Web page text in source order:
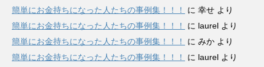
簡単にお金持ちになった人たちの事例集！！！
に 幸せ より
簡単にお金持ちになった人たちの事例集！！！
に laurel より
簡単にお金持ちになった人たちの事例集！！！
に みか より
簡単にお金持ちになった人たちの事例集！！！
に laurel より